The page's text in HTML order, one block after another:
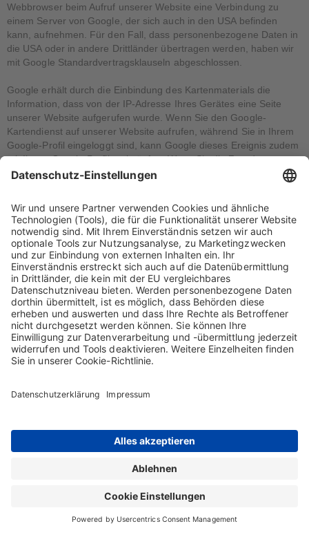
Webbrowser beim Aufruf unserer Website eine Verbindung zu
einem Server von Google, der sich auch in den USA befinden
kann, aufnehmen. Für den Fall, dass personenbezogene Daten in
die USA oder in andere Drittländer übertragen werden, haben wir
mit Google Standardvertragsklauseln abgeschlossen.
Google erhält durch die Einbindung des Kartenmaterials die
Information, dass von der IP-Adresse Ihres Gerätes eine Seite
unserer Website aufgerufen wurde. Wenn Sie den Google-
Kartendienst auf unserer Website aufrufen, während Sie in Ihrem
Google-Profil eingeloggt sind, kann Google dieses Ereignis zudem
mit Ihrem Google-Profil verknüpfen. Wenn Sie die Zuordnung zu
Ihrem Google-Profil nicht wünschen, ist es erforderlich, dass Sie
Werbung, Marktforschung und personalisierten Darstellung von
Google Maps.
Nähere Informationen hierzu finden Sie in der
Datenschutzerklärung von Google und den Zusätzlichen
Nutzungsbedingungen für Google Maps.
ONLINE-MEETINGS VIA „TEAMS“
Wir verwenden „Teams“, um Online-Meetings, Telefonkonferenzen
und/oder Onlineveranstaltungen durchzuführen (nachfolgend
zusammenfassend „Meetings“). Teams ist eine Software der
Leopardstown, Dublin 18, Irland („Microsoft“), die als Desktop-,
Microsoft Teams ist Teil der Cloud-Anwendung Office 365, für
welches ein Nutzerkonto erstellt werden muss.
Rechenzentren in der Europäischen Union in Irland und den
Niederlanden. Hierzu haben wir mit Microsoft eine
Auftragsverarbeitungsvereinbarung gemäß Art. 28 DS-GVO